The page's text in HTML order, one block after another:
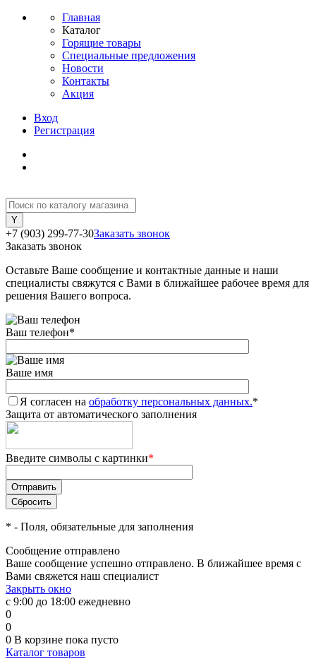
Главная
Каталог
Горящие товары
Специальные предложения
Новости
Контакты
Акция
Вход
Регистрация
+7 (903) 299-77-30Заказать звонок
Заказать звонок
Оставьте Ваше сообщение и контактные данные и наши
специалисты свяжутся с Вами в ближайшее рабочее время для
решения Вашего вопроса.
Ваш телефон*
Ваше имя
Я согласен на обработку персональных данных.*
Защита от автоматического заполнения
Введите символы с картинки*
* - Поля, обязательные для заполнения
Сообщение отправлено
Ваше сообщение успешно отправлено. В ближайшее время с
Вами свяжется наш специалист
Закрыть окно
с 9:00 до 18:00 ежедневно
0
0
0 В корзине пока пусто
Каталог товаров